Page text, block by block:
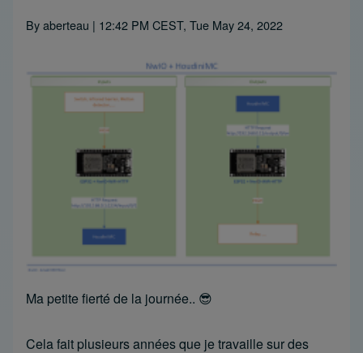
Byaberteau | 12:42 PM CEST, Tue May 24, 2022
Ma petite fierté de la journée.. 😎
Cela fait plusieurs années que je travaille sur des